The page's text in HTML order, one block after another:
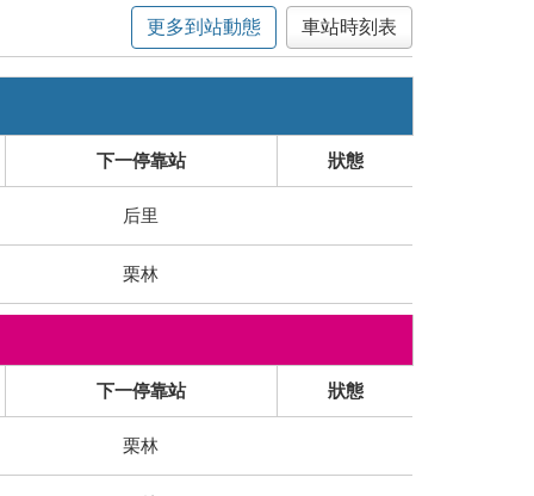
更多到站動態 車站時刻表
下一停靠站 狀態
后里
栗林
下一停靠站 狀態
栗林